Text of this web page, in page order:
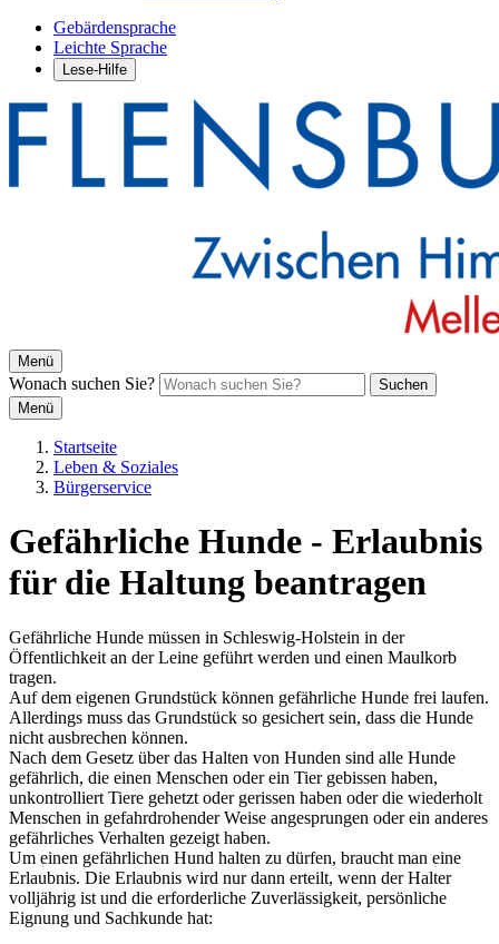
Gebärdensprache
Leichte Sprache
Lese-Hilfe
Menü
Wonach suchen Sie?
Suchen
Menü
Startseite
Leben & Soziales
Bürgerservice
Gefährliche Hunde - Erlaubnis
für die Haltung beantragen
Gefährliche Hunde müssen in Schleswig-Holstein in der
Öffentlichkeit an der Leine geführt werden und einen Maulkorb
tragen.
Auf dem eigenen Grundstück können gefährliche Hunde frei laufen.
Allerdings muss das Grundstück so gesichert sein, dass die Hunde
nicht ausbrechen können.
Nach dem Gesetz über das Halten von Hunden sind alle Hunde
gefährlich, die einen Menschen oder ein Tier gebissen haben,
unkontrolliert Tiere gehetzt oder gerissen haben oder die wiederholt
Menschen in gefahrdrohender Weise angesprungen oder ein anderes
gefährliches Verhalten gezeigt haben.
Um einen gefährlichen Hund halten zu dürfen, braucht man eine
Erlaubnis. Die Erlaubnis wird nur dann erteilt, wenn der Halter
volljährig ist und die erforderliche Zuverlässigkeit, persönliche
Eignung und Sachkunde hat: